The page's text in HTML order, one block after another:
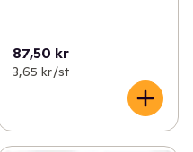
87,50 kr
3,65 kr /st